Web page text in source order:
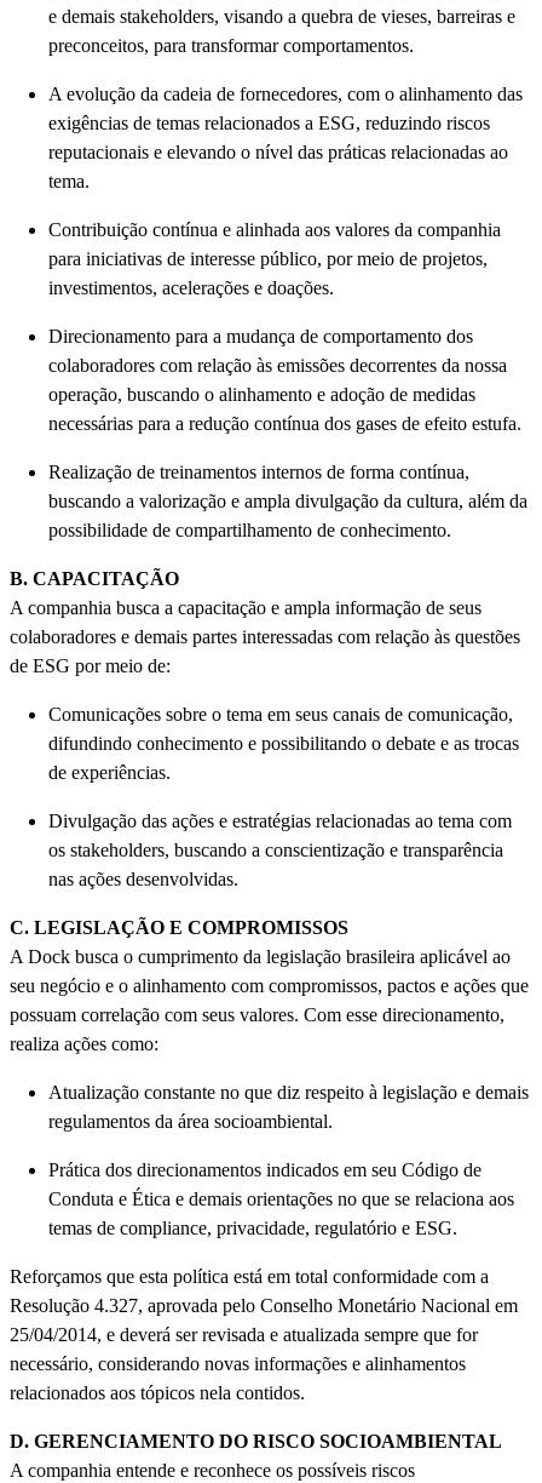
e demais stakeholders, visando a quebra de vieses, barreiras e
preconceitos, para transformar comportamentos.
A evolução da cadeia de fornecedores, com o alinhamento das
exigências de temas relacionados a ESG, reduzindo riscos
reputacionais e elevando o nível das práticas relacionadas ao
tema.
Contribuição contínua e alinhada aos valores da companhia
para iniciativas de interesse público, por meio de projetos,
investimentos, acelerações e doações.
Direcionamento para a mudança de comportamento dos
colaboradores com relação às emissões decorrentes da nossa
operação, buscando o alinhamento e adoção de medidas
necessárias para a redução contínua dos gases de efeito estufa.
Realização de treinamentos internos de forma contínua,
buscando a valorização e ampla divulgação da cultura, além da
possibilidade de compartilhamento de conhecimento.
B. CAPACITAÇÃO
A companhia busca a capacitação e ampla informação de seus
colaboradores e demais partes interessadas com relação às questões
de ESG por meio de:
Comunicações sobre o tema em seus canais de comunicação,
difundindo conhecimento e possibilitando o debate e as trocas
de experiências.
Divulgação das ações e estratégias relacionadas ao tema com
os stakeholders, buscando a conscientização e transparência
nas ações desenvolvidas.
C. LEGISLAÇÃO E COMPROMISSOS
A Dock busca o cumprimento da legislação brasileira aplicável ao
seu negócio e o alinhamento com compromissos, pactos e ações que
possuam correlação com seus valores. Com esse direcionamento,
realiza ações como:
Atualização constante no que diz respeito à legislação e demais
regulamentos da área socioambiental.
Prática dos direcionamentos indicados em seu Código de
Conduta e Ética e demais orientações no que se relaciona aos
temas de compliance, privacidade, regulatório e ESG.
Reforçamos que esta política está em total conformidade com a
Resolução 4.327, aprovada pelo Conselho Monetário Nacional em
25/04/2014, e deverá ser revisada e atualizada sempre que for
necessário, considerando novas informações e alinhamentos
relacionados aos tópicos nela contidos.
D. GERENCIAMENTO DO RISCO SOCIOAMBIENTAL
A companhia entende e reconhece os possíveis riscos